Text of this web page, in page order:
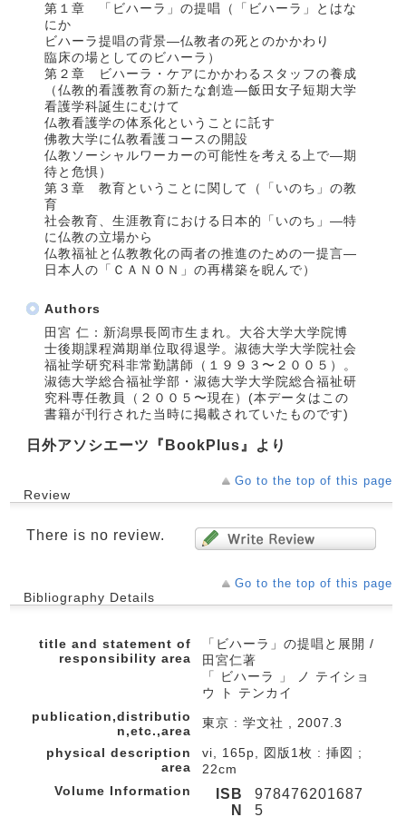
第１章 「ビハーラ」の提唱（「ビハーラ」とはな
にか
ビハーラ提唱の背景―仏教者の死とのかかわり
臨床の場としてのビハーラ）
第２章 ビハーラ・ケアにかかわるスタッフの養成
（仏教的看護教育の新たな創造―飯田女子短期大学
看護学科誕生にむけて
仏教看護学の体系化ということに託す
佛教大学に仏教看護コースの開設
仏教ソーシャルワーカーの可能性を考える上で―期
待と危惧）
第３章 教育ということに関して（「いのち」の教
育
社会教育、生涯教育における日本的「いのち」―特
に仏教の立場から
仏教福祉と仏教教化の両者の推進のための一提言―
日本人の「ＣＡＮＯＮ」の再構築を睨んで）
Authors
田宮 仁：新潟県長岡市生まれ。大谷大学大学院博
士後期課程満期単位取得退学。淑徳大学大学院社会
福祉学研究科非常勤講師（１９９３〜２００５）。
淑徳大学総合福祉学部・淑徳大学大学院総合福祉研
究科専任教員（２００５〜現在）(本データはこの
書籍が刊行された当時に掲載されていたものです)
日外アソシエーツ『BookPlus』より
Go to the top of this page
Review
There is no review.
Go to the top of this page
Bibliography Details
title and statement of
responsibility area
「ビハーラ」の提唱と展開 /
田宮仁著
「 ビハーラ 」 ノ テイショ
ウ ト テンカイ
publication,distributio
n,etc.,area
東京 : 学文社 , 2007.3
physical description
area
vi, 165p, 図版1枚 : 挿図 ;
22cm
Volume Information
ISB
N
978476201687
5